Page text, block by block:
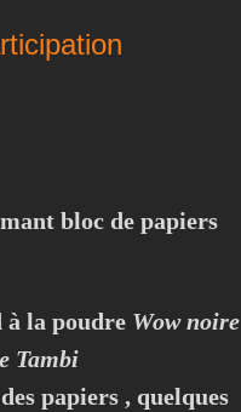
bloc de papiers
à la poudre Wow noire
Tambi
papiers , quelques